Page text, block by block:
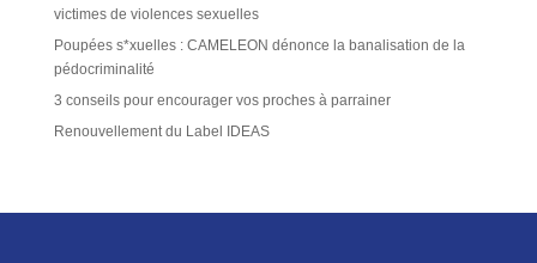
victimes de violences sexuelles
Poupées s*xuelles : CAMELEON dénonce la banalisation de la
pédocriminalité
3 conseils pour encourager vos proches à parrainer
Renouvellement du Label IDEAS